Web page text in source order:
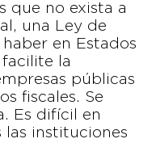
que no exista a
una Ley de
en Estados
la
públicas
fiscales. Se
Es difícil en
las instituciones